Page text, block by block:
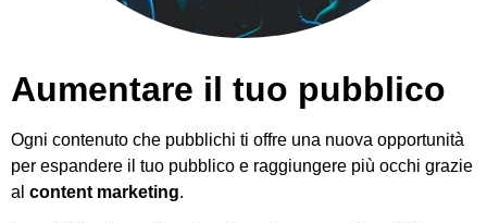
Aumentare il tuo pubblico
Ogni contenuto che pubblichi ti offre una nuova opportunità
per espandere il tuo pubblico e raggiungere più occhi grazie
al content marketing.